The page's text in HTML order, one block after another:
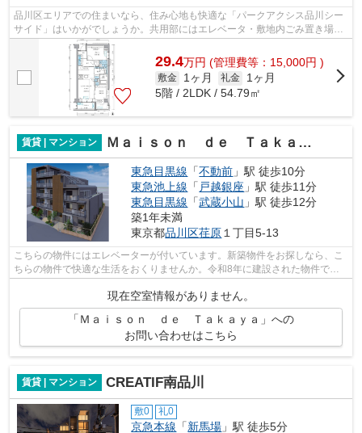
品川区エリアでの住まいなら、住み心地も快適な「パークアクシス品川シー
サイド」はいかがでしょうか。共用部にはエレベータ・敷地内ごみ置き場な
どが備わっておりとても充実していま...
29.4万円 (管理費等：15,000円 )
敷金 1ヶ月 礼金
1ヶ月
5階 / 2LDK / 54.79㎡
賃貸 | マンション Ｍａｉｓｏｎ ｄｅ Ｔａｋａｙａ
東急目黒線 「不動前 」駅 徒歩10分
東急池上線 「 戸越銀座 」駅 徒歩11分
東急目黒線 「武蔵小山 」駅 徒歩12分
築1年未満
東京都品川区荏原 １丁目5-13
こちらの物件にはエレベーターが付いています。新築物件をお探しなら、こ
ちらの物件で快適な生活をおくりませんか。令和8年に建設された物件で
す。駅から徒歩10分の駅近物件で、快適に...
現在空室情報がありません。
「Ｍａｉｓｏｎ ｄｅ Ｔａｋａｙａ」への
お問い合わせはこちら
賃貸 | マンション CREATIF南品川
敷0 礼0
京急本線 「新馬場 」駅 徒歩5分